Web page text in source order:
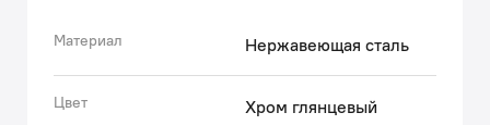
и в то же время современно. Идеально дополнит
(Oxford) по цвету и форме.
Материал Нержавеющая сталь
Цвет Хром глянцевый